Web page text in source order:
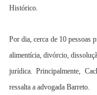
Histórico.
Por dia, cerca de 10 pessoas
alimentícia, divórcio,
jurídica. Principalmente,
ressalta a advogada Barreto.